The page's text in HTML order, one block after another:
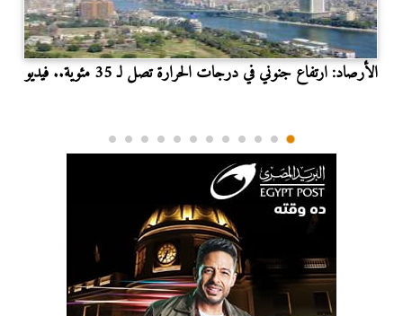
الأرصاد: ارتفاع جنوني في درجات الحرارة تصل لـ 35 مئوية.. فيديو